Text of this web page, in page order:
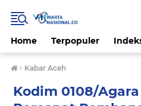
Home Terpopuler
› Kabar Aceh
Kodim 0108/